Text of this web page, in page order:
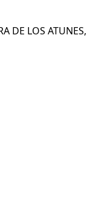
DE LOS ATUNES,